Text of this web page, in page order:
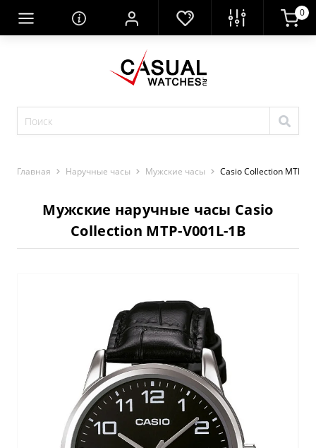
0
Главная Наручные часы Мужские часы Casio Collection MTP-
Мужские наручные часы Casio
Collection MTP-V001L-1B